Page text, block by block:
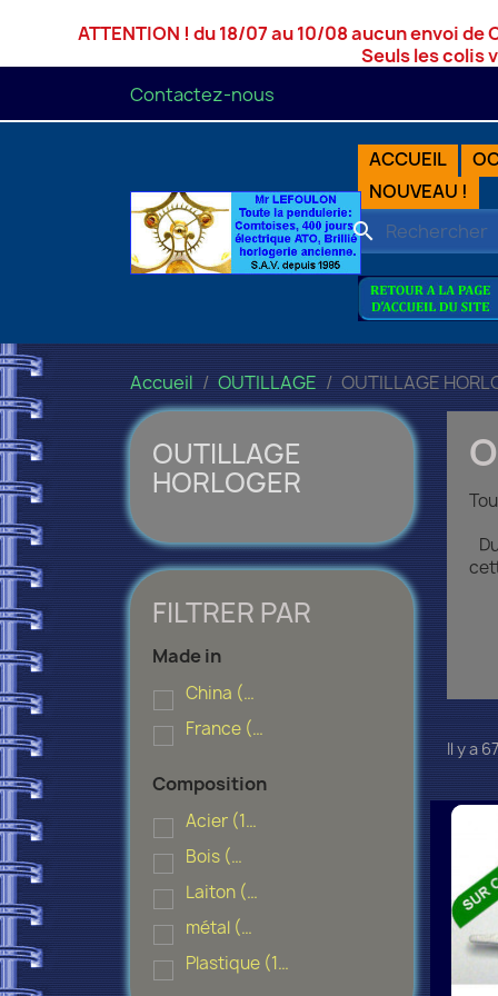
ATTENTION ! du 18/07 au 10/08 aucun envoi
Seuls les colis
Contactez-nous
ACCUEIL
NOUVEAU !
search
Accueil OUTILLAGE OUTILLAGE
OUTILLAGE
HORLOGER
FILTRER PAR
Made in
China (1)
France (9)
Composition
Acier (13)
Bois (2)
Laiton (5)
métal (7)
Plastique (10)
Il y a